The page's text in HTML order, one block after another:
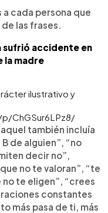
a cada persona que
las frases.
sufrió accidente en
la madre
ilustrativo y
ChGSur6LPz8/
también incluía
de alguien”, “no
decir no”,
no te valoran”, “te
te eligen”, “crees
constantes
más pasa de ti, más